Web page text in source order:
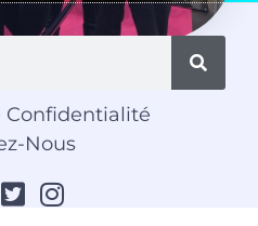
Confidentialité
Nous